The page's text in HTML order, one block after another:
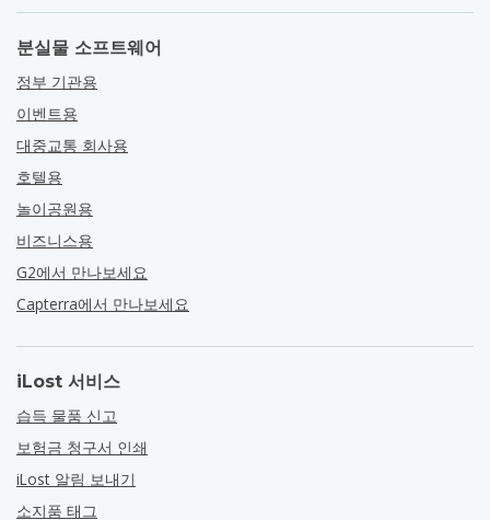
분실물 소프트웨어
정부 기관용
이벤트용
대중교통 회사용
호텔용
놀이공원용
비즈니스용
G2에서 만나보세요
Capterra에서 만나보세요
iLost 서비스
습득 물품 신고
보험금 청구서 인쇄
iLost 알림 보내기
소지품 태그